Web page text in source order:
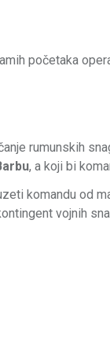
početaka
rumunskih
, a koji bi
komandu od
vojnih